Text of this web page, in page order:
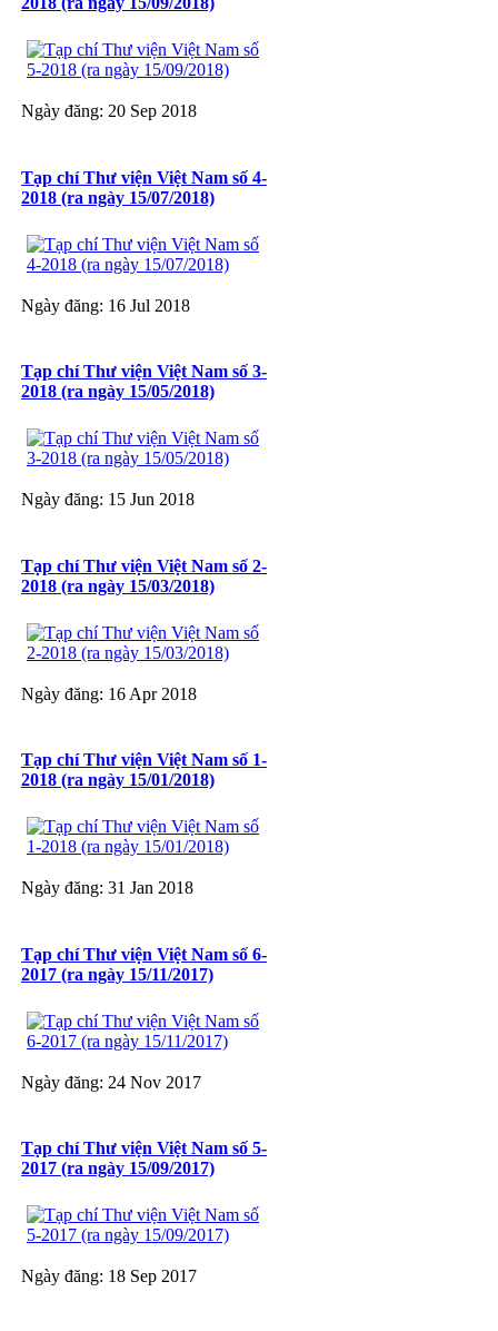
Ngày đăng: 20 Sep 2018
Tạp chí Thư viện Việt Nam số 4-
2018 (ra ngày 15/07/2018)
Ngày đăng: 16 Jul 2018
Tạp chí Thư viện Việt Nam số 3-
2018 (ra ngày 15/05/2018)
Ngày đăng: 15 Jun 2018
Tạp chí Thư viện Việt Nam số 2-
2018 (ra ngày 15/03/2018)
Ngày đăng: 16 Apr 2018
Tạp chí Thư viện Việt Nam số 1-
2018 (ra ngày 15/01/2018)
Ngày đăng: 31 Jan 2018
Tạp chí Thư viện Việt Nam số 6-
2017 (ra ngày 15/11/2017)
Ngày đăng: 24 Nov 2017
Tạp chí Thư viện Việt Nam số 5-
2017 (ra ngày 15/09/2017)
Ngày đăng: 18 Sep 2017